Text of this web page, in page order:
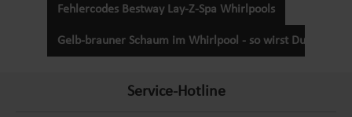
Fehlercodes Bestway Lay-Z-Spa Whirlpools
Gelb-brauner Schaum im Whirlpool - so wirst Du ihn
Service-Hotline